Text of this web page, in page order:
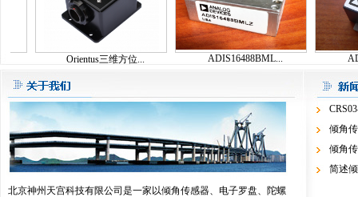
Orientus三维方位... ADIS16488BML...
北京神州天宫科技有限公司是一家以倾角传感器、电子罗盘、陀螺
倾角
倾角
简述